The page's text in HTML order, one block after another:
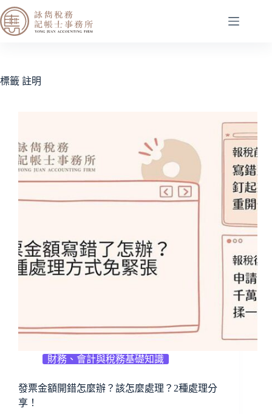
標籤 註明
財務、會計與稅務基礎知識
發票金額開錯怎麼辦？該怎麼處理？2種處理分
享！